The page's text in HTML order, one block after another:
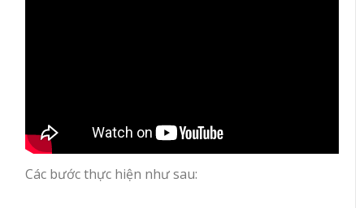
Các bước thực hiện như sau: